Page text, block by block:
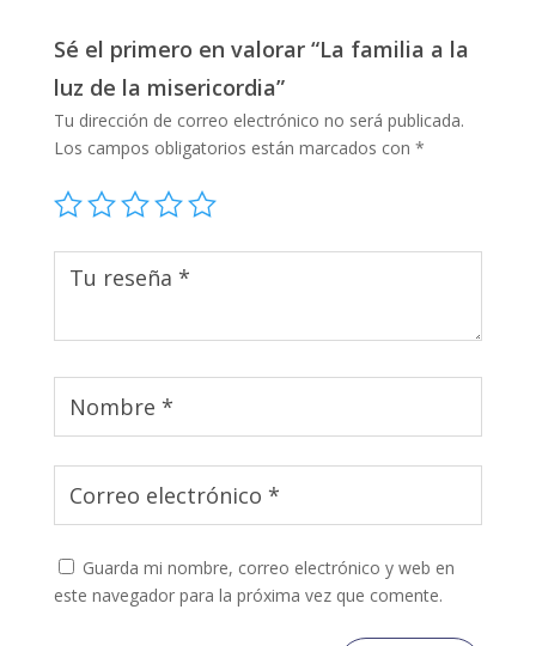
Sé el primero en valorar “La familia a la
luz de la misericordia”
Tu dirección de correo electrónico no será publicada.
Los campos obligatorios están marcados con *
Guarda mi nombre, correo electrónico y web en
este navegador para la próxima vez que comente.